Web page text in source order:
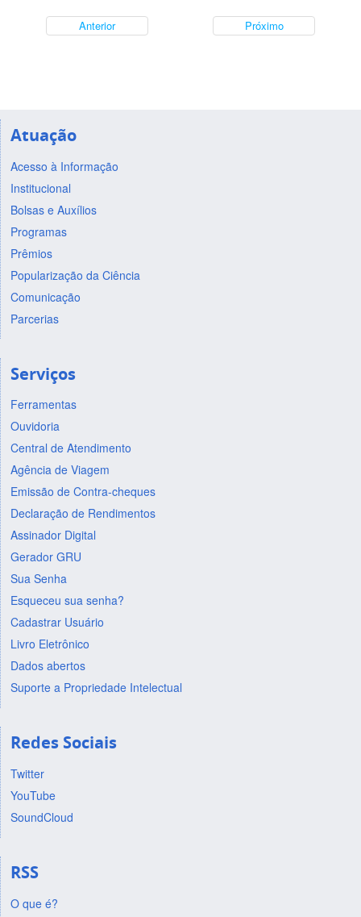
Anterior Próximo
Atuação
Acesso à Informação
Institucional
Bolsas e Auxílios
Programas
Prêmios
Popularização da Ciência
Comunicação
Parcerias
Serviços
Ferramentas
Ouvidoria
Central de Atendimento
Agência de Viagem
Emissão de Contra-cheques
Declaração de Rendimentos
Assinador Digital
Gerador GRU
Sua Senha
Esqueceu sua senha?
Cadastrar Usuário
Livro Eletrônico
Dados abertos
Suporte a Propriedade Intelectual
Redes Sociais
Twitter
YouTube
SoundCloud
RSS
O que é?